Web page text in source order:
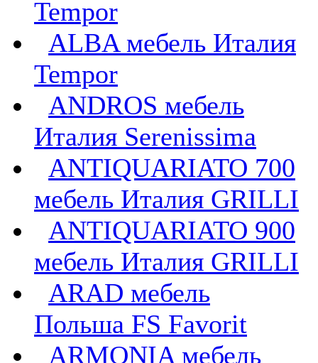
Tempor
ALBA мебель Италия
Tempor
ANDROS мебель
Италия Serenissima
ANTIQUARIATO 700
мебель Италия GRILLI
ANTIQUARIATO 900
мебель Италия GRILLI
ARAD мебель
Польша FS Favorit
ARMONIA мебель